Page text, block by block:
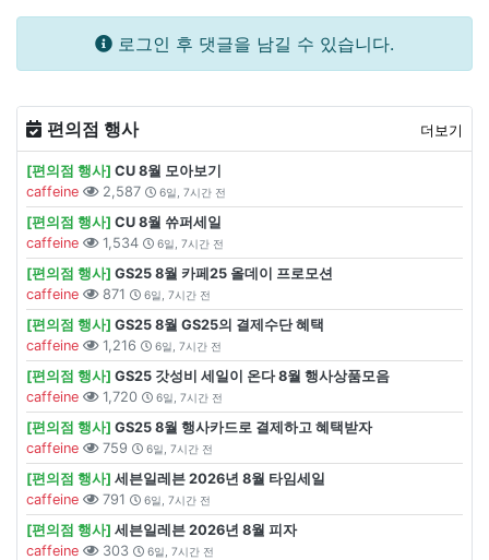
로그인 후 댓글을 남길 수 있습니다.
편의점 행사 더보기
[편의점 행사] CU 8월 모아보기
caffeine
2,587 6일, 7시간 전
[편의점 행사] CU 8월 쓔퍼세일
caffeine
1,534 6일, 7시간 전
[편의점 행사] GS25 8월 카페25 올데이 프로모션
caffeine
871 6일, 7시간 전
[편의점 행사] GS25 8월 GS25의 결제수단 혜택
caffeine
1,216 6일, 7시간 전
[편의점 행사] GS25 갓성비 세일이 온다 8월 행사상품모음
caffeine
1,720 6일, 7시간 전
[편의점 행사] GS25 8월 행사카드로 결제하고 혜택받자
caffeine
759 6일, 7시간 전
[편의점 행사] 세븐일레븐 2026년 8월 타임세일
caffeine
791 6일, 7시간 전
[편의점 행사] 세븐일레븐 2026년 8월 피자
caffeine
303 6일, 7시간 전